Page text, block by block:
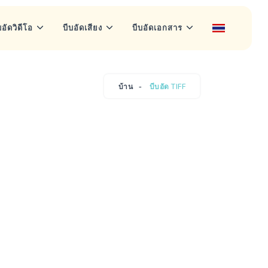
ดวิดีโอ บีบอัดเสียง บีบอัดเอกสาร
บ้าน บีบอัด TIFF